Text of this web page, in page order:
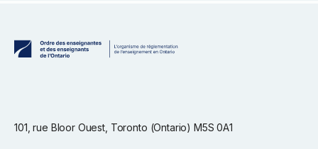
101, rue Bloor Ouest, Toronto (Ontario) M5S 0A1